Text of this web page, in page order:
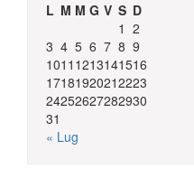
L M M G V S D
« Lug
1 2
3 4 5 6 7 8 9
1011 1213141516
17181920212223
24252627282930
31